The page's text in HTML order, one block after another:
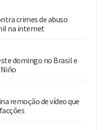
crimes de abuso
na internet
domingo no Brasil e
remoção de vídeo que